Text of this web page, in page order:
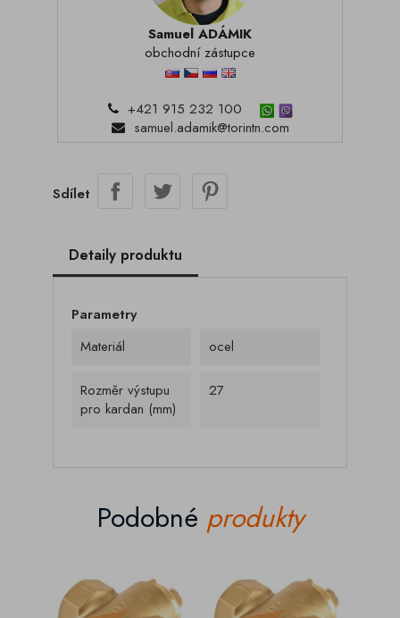
Samuel ADÁMIK
obchodní zástupce
+421 915 232 100
samuel.adamik@torintn.com
Sdílet
Detaily produktu
Parametry
Materiál
ocel
Rozměr výstupu
pro kardan (mm)
27
Podobné produkty